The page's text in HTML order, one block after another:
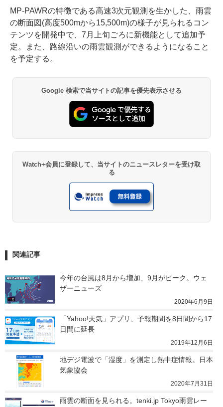
MP-PAWRの特徴である高速3次元観測を生かした、雨雲
の断面図(高度500mから15,500m)の様子が見られるコン
テンツを開発中で、7月上旬ごろに新機能として追加予
定。また、路線沿いの雨雲観測ができるようになること
を予定する。
Google 検索で当サイトの記事を優先表示させる
Watch+会員に登録して、当サイトのニュースレターを受け取
る
関連記事
今年の台風は8月から増加、9月がピーク。ウェ
ザーニューズ
2020年6月9日
「Yahoo!天気」アプリ、予報期間を8日間から17
日間に延長
2019年12月6日
地デジ電波で「湿度」を測定し熱中症情報。日本
気象協会
2020年7月31日
雨雲の断面を見られる。tenki.jp Tokyo雨雲レー